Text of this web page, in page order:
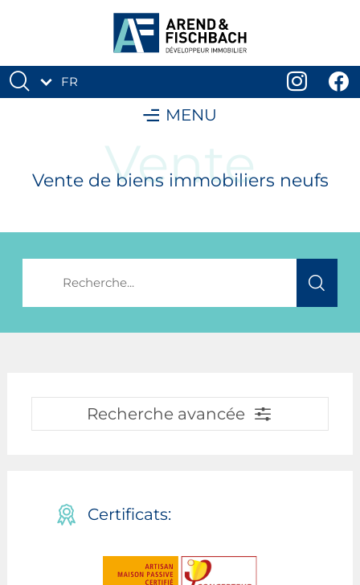
FR
MENU
Vente
Vente de biens immobiliers neufs
Recherche avancée
Certificats: